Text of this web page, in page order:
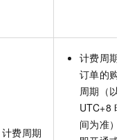
计费周期
计费周期
订单的购
周期（以
UTC+8 时
间为准）